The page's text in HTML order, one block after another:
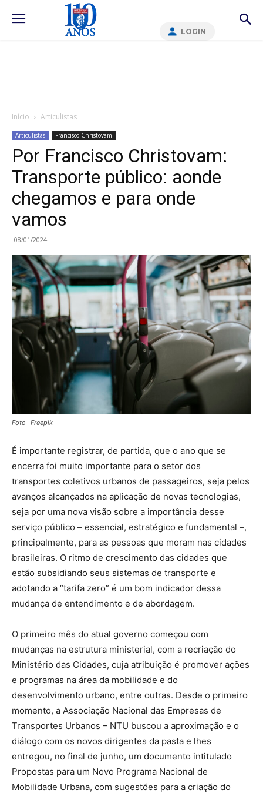
LOGIN
Início Articulistas
Articulistas Francisco Christovam
Por Francisco Christovam:
Transporte público: aonde
chegamos e para onde
vamos
08/01/2024
Foto- Freepik
É importante registrar, de partida, que o ano que se
encerra foi muito importante para o setor dos
transportes coletivos urbanos de passageiros, seja pelos
avanços alcançados na aplicação de novas tecnologias,
seja por uma nova visão sobre a importância desse
serviço público – essencial, estratégico e fundamental –,
principalmente, para as pessoas que moram nas cidades
brasileiras. O ritmo de crescimento das cidades que
estão subsidiando seus sistemas de transporte e
adotando a “tarifa zero” é um bom indicador dessa
mudança de entendimento e de abordagem.
O primeiro mês do atual governo começou com
mudanças na estrutura ministerial, com a recriação do
Ministério das Cidades, cuja atribuição é promover ações
e programas na área da mobilidade e do
desenvolvimento urbano, entre outras. Desde o primeiro
momento, a Associação Nacional das Empresas de
Transportes Urbanos – NTU buscou a aproximação e o
diálogo com os novos dirigentes da pasta e lhes
entregou, no final de junho, um documento intitulado
Propostas para um Novo Programa Nacional de
Mobilidade Urbana, com sugestões para a criação do